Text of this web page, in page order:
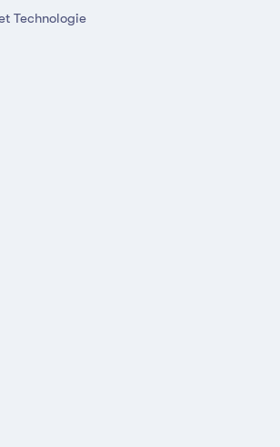
Technologie